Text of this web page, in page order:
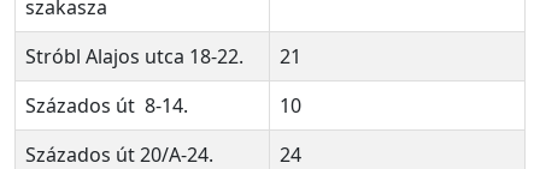
szakasza
Stróbl Alajos utca 18-22.
21
Százados út 8-14.
10
Százados út 20/A-24.
24